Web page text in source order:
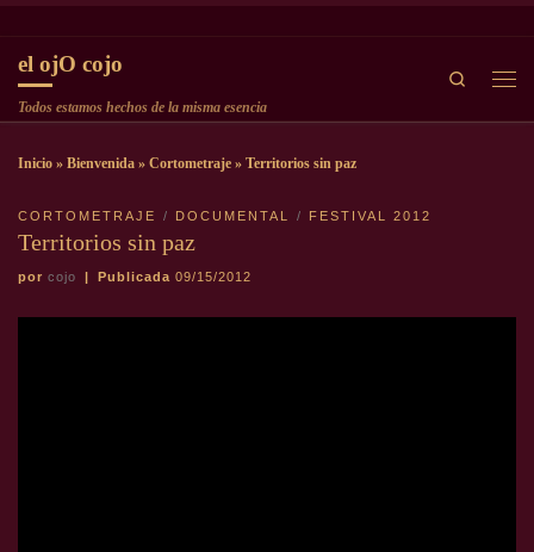
el ojO cojo
Todos estamos hechos de la misma esencia
Search
Inicio » Bienvenida » Cortometraje » Territorios sin paz
CORTOMETRAJE DOCUMENTAL FESTIVAL 2012
Territorios sin paz
por cojo | Publicada 09/15/2012